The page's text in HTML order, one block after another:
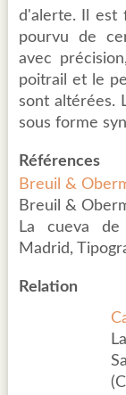
d'alerte. Il est
pourvu de
avec
poitrail et le
sont altérées.
sous forme
Références
Breuil &
Breuil &
La cueva
Madrid,
Relation